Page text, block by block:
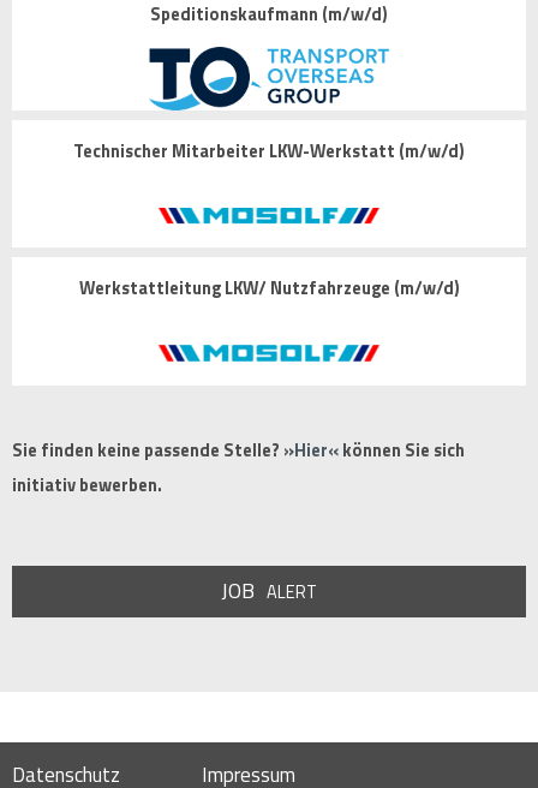
Speditionskaufmann (m/w/d)
Technischer Mitarbeiter LKW-Werkstatt (m/w/d)
Werkstattleitung LKW/ Nutzfahrzeuge (m/w/d)
Sie finden keine passende Stelle? Hier
können Sie sich
initiativ bewerben.
JOB ALERT
Datenschutz Impressum